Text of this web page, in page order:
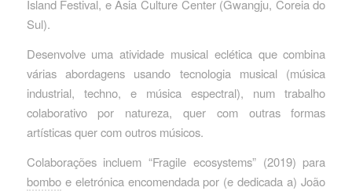
Island Festival, e Asia Culture Center (Gwangju, Coreia do
Sul).
Desenvolve uma atividade musical eclética que combina
várias abordagens usando tecnologia musical (música
industrial, techno, e música espectral), num trabalho
colaborativo por natureza, quer com outras formas
artísticas quer com outros músicos.
Colaborações incluem “Fragile ecosystems” (2019) para
bomboe eletrónica encomendada por (e dedicada a) João